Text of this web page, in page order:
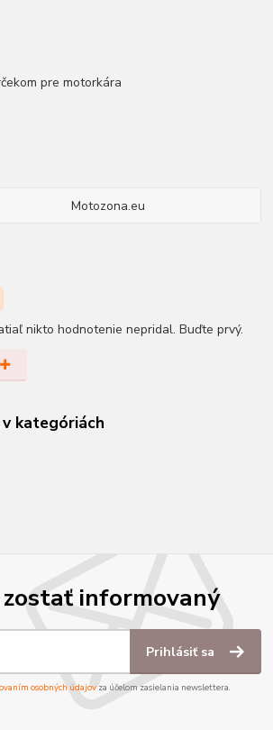
pre motorkára
Motozona.eu
nikto hodnotenie nepridal. Buďte prvý.
kategóriách
zostať informovaný
Prihlásiť sa
osobných údajov za účelom zasielania newslettera.